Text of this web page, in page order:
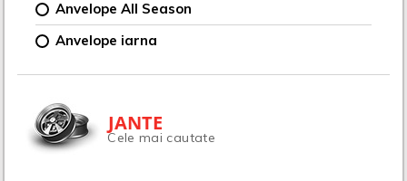
Anvelope All Season
Anvelope iarna
JANTE
Cele mai cautate